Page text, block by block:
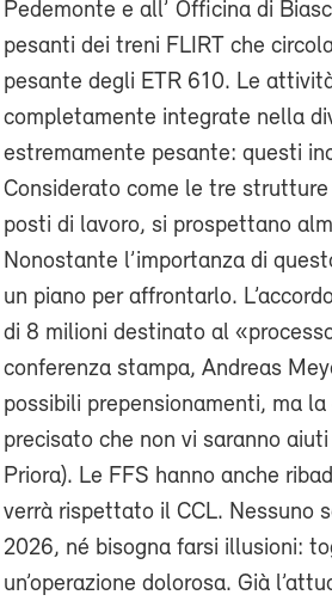
Pedemonte e all’ Officina di
pesanti dei treni FLIRT che
pesante degli ETR 610. Le
completamente integrate nella
estremamente pesante: questi
Considerato come le tre
posti di lavoro, si prospettano
Nonostante l’importanza di
un piano per affrontarlo.
di 8 milioni destinato al
conferenza stampa, Andreas
possibili prepensionamenti, ma
precisato che non vi saranno
Priora). Le FFS hanno anche
verrà rispettato il CCL. Nessuno
2026, né bisogna farsi illusioni:
un’operazione dolorosa. Già